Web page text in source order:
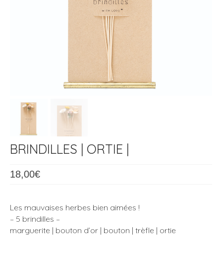
BRINDILLES | ORTIE |
18,00€
Les mauvaises herbes bien aimées !
– 5 brindilles –
marguerite | bouton d’or | bouton | trèfle | ortie